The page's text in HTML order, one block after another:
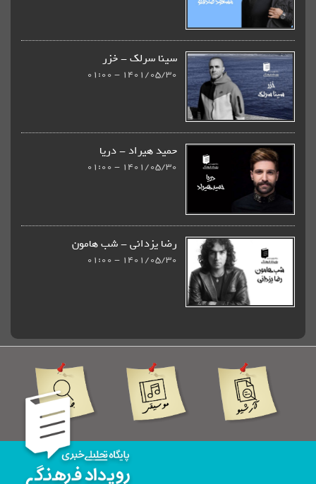
سینا سرلک - خزر
1401/05/30 - 01:00
حمید هیراد - دریا
1401/05/30 - 01:00
رضا یزدانی - شب هامون
1401/05/30 - 01:00